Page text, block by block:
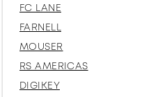
FC LANE
FARNELL
MOUSER
RS AMERICAS
DIGIKEY